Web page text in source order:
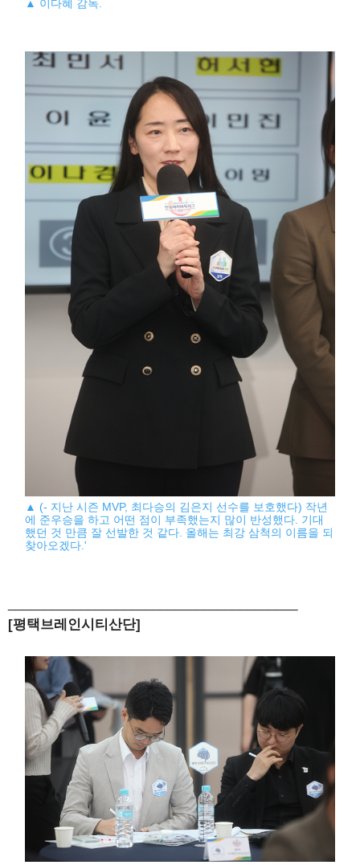
▲ 이다혜 감독.
▲ (- 지난 시즌 MVP, 최다승의 김은지 선수를 보호했다) 작년
에 준우승을 하고 어떤 점이 부족했는지 많이 반성했다. 기대
했던 것 만큼 잘 선발한 것 같다. 올해는 최강 삼척의 이름을 되
찾아오겠다.'
[평택브레인시티산단]